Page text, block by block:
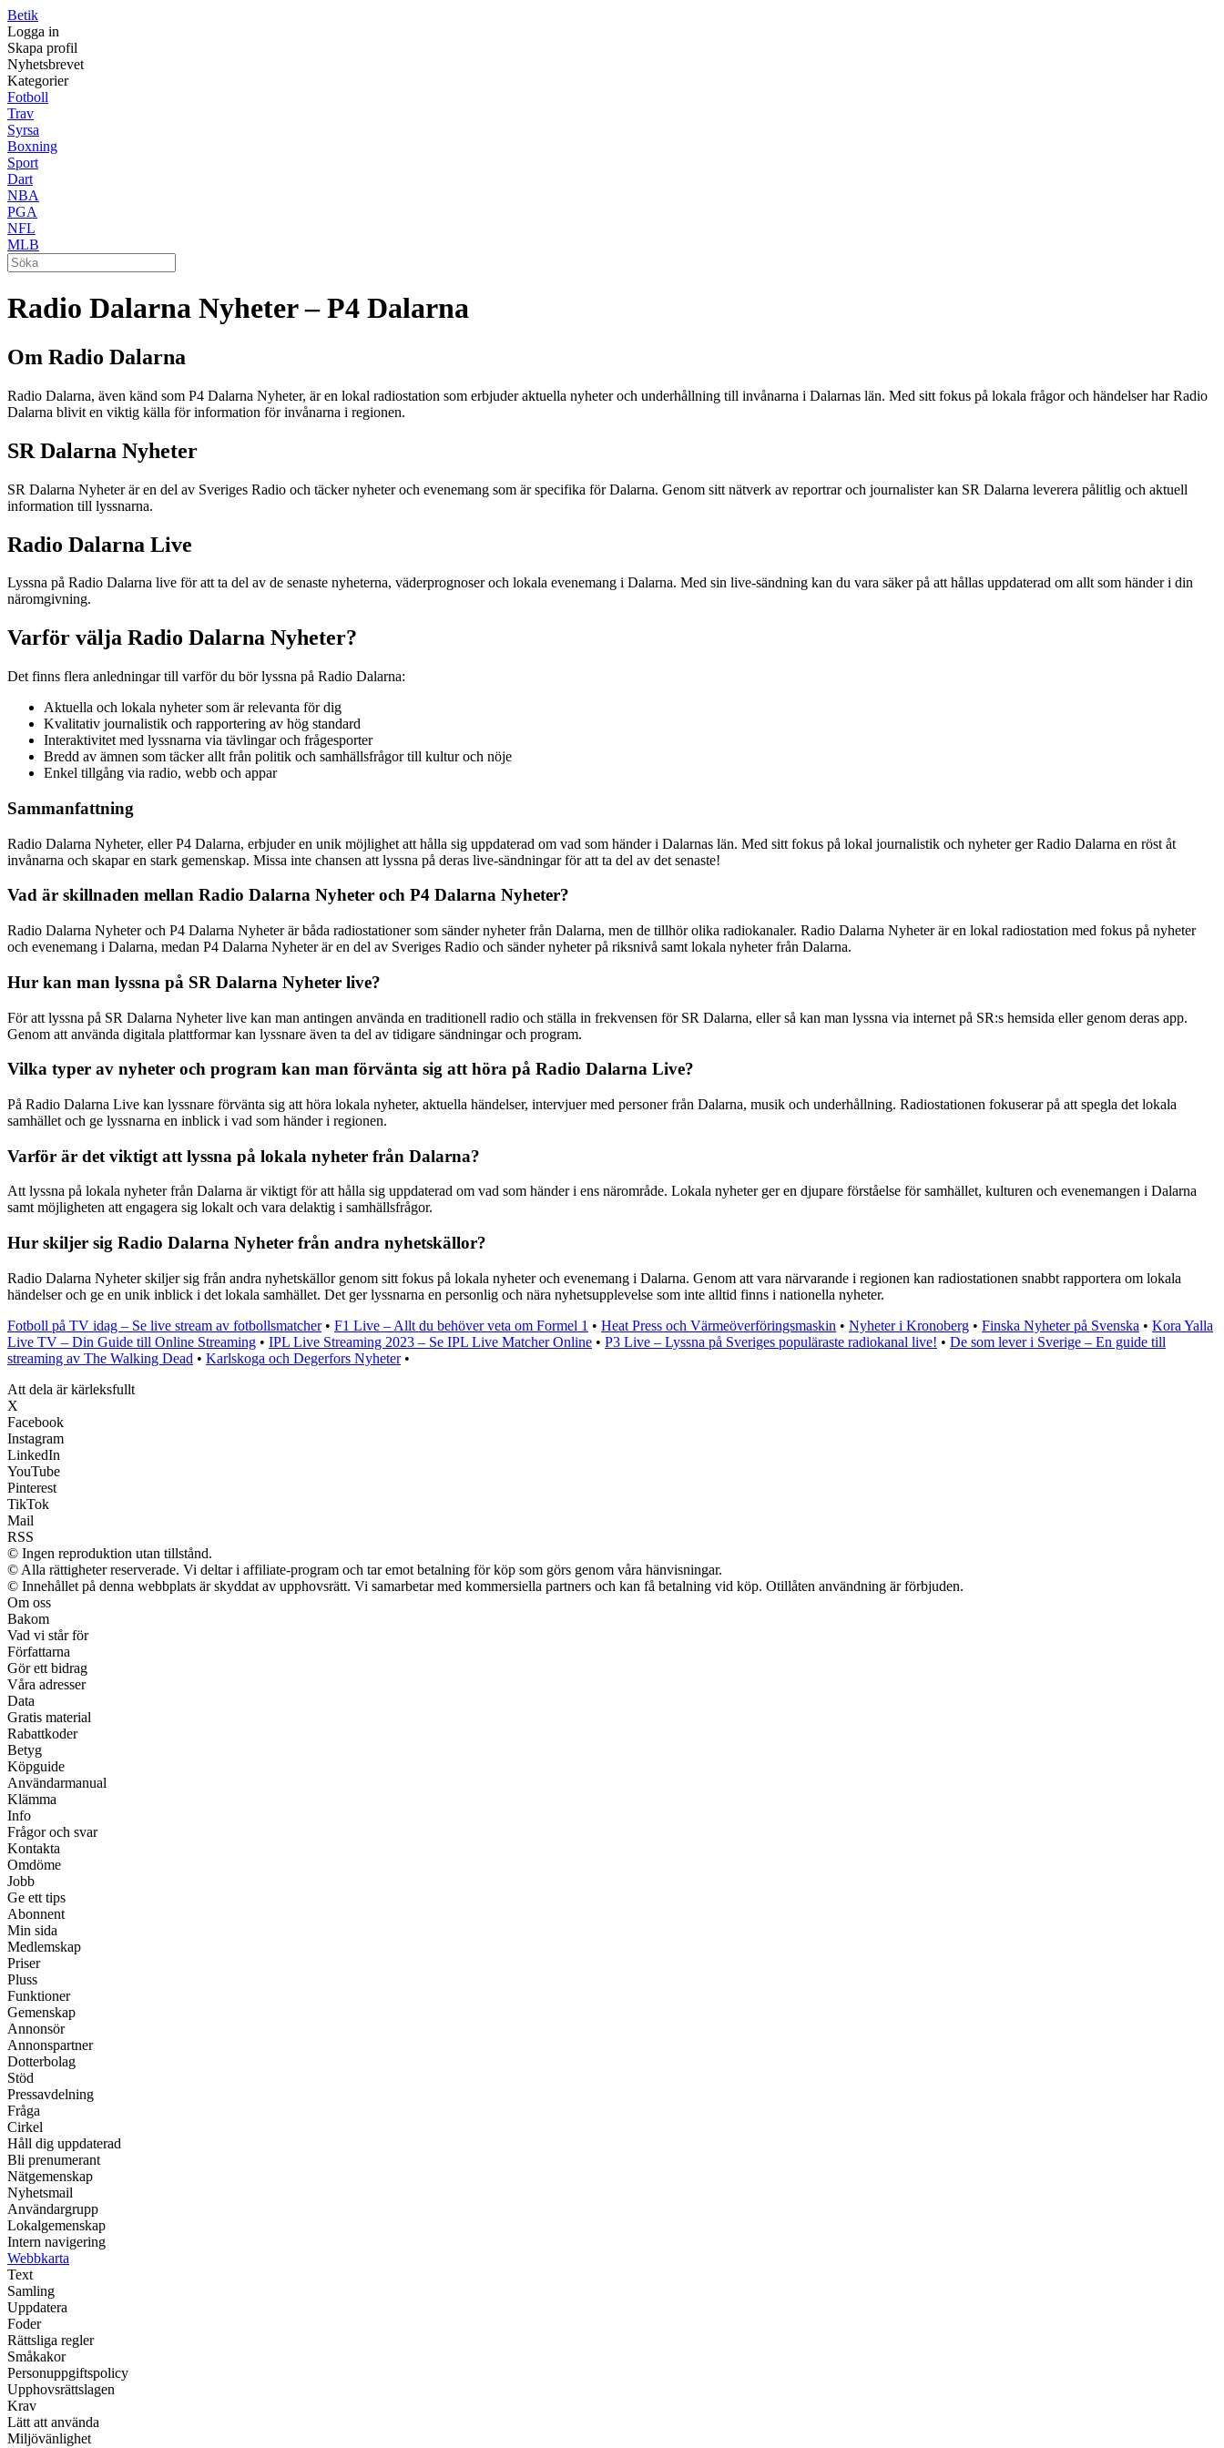
Betik
Logga in
Skapa profil
Nyhetsbrevet
Kategorier
Fotboll
Trav
Syrsa
Boxning
Sport
Dart
NBA
PGA
NFL
MLB
Radio Dalarna Nyheter – P4 Dalarna
Om Radio Dalarna
Radio Dalarna, även känd som P4 Dalarna Nyheter, är en lokal radiostation som erbjuder aktuella nyheter och underhållning till invånarna i Dalarnas län. Med sitt fokus på lokala frågor och händelser har Radio
Dalarna blivit en viktig källa för information för invånarna i regionen.
SR Dalarna Nyheter
SR Dalarna Nyheter är en del av Sveriges Radio och täcker nyheter och evenemang som är specifika för Dalarna. Genom sitt nätverk av reportrar och journalister kan SR Dalarna leverera pålitlig och aktuell
information till lyssnarna.
Radio Dalarna Live
Lyssna på Radio Dalarna live för att ta del av de senaste nyheterna, väderprognoser och lokala evenemang i Dalarna. Med sin live-sändning kan du vara säker på att hållas uppdaterad om allt som händer i din
näromgivning.
Varför välja Radio Dalarna Nyheter?
Det finns flera anledningar till varför du bör lyssna på Radio Dalarna:
Aktuella och lokala nyheter som är relevanta för dig
Kvalitativ journalistik och rapportering av hög standard
Interaktivitet med lyssnarna via tävlingar och frågesporter
Bredd av ämnen som täcker allt från politik och samhällsfrågor till kultur och nöje
Enkel tillgång via radio, webb och appar
Sammanfattning
Radio Dalarna Nyheter, eller P4 Dalarna, erbjuder en unik möjlighet att hålla sig uppdaterad om vad som händer i Dalarnas län. Med sitt fokus på lokal journalistik och nyheter ger Radio Dalarna en röst åt
invånarna och skapar en stark gemenskap. Missa inte chansen att lyssna på deras live-sändningar för att ta del av det senaste!
Vad är skillnaden mellan Radio Dalarna Nyheter och P4 Dalarna Nyheter?
Radio Dalarna Nyheter och P4 Dalarna Nyheter är båda radiostationer som sänder nyheter från Dalarna, men de tillhör olika radiokanaler. Radio Dalarna Nyheter är en lokal radiostation med fokus på nyheter
och evenemang i Dalarna, medan P4 Dalarna Nyheter är en del av Sveriges Radio och sänder nyheter på riksnivå samt lokala nyheter från Dalarna.
Hur kan man lyssna på SR Dalarna Nyheter live?
För att lyssna på SR Dalarna Nyheter live kan man antingen använda en traditionell radio och ställa in frekvensen för SR Dalarna, eller så kan man lyssna via internet på SR:s hemsida eller genom deras app.
Genom att använda digitala plattformar kan lyssnare även ta del av tidigare sändningar och program.
Vilka typer av nyheter och program kan man förvänta sig att höra på Radio Dalarna Live?
På Radio Dalarna Live kan lyssnare förvänta sig att höra lokala nyheter, aktuella händelser, intervjuer med personer från Dalarna, musik och underhållning. Radiostationen fokuserar på att spegla det lokala
samhället och ge lyssnarna en inblick i vad som händer i regionen.
Varför är det viktigt att lyssna på lokala nyheter från Dalarna?
Att lyssna på lokala nyheter från Dalarna är viktigt för att hålla sig uppdaterad om vad som händer i ens närområde. Lokala nyheter ger en djupare förståelse för samhället, kulturen och evenemangen i Dalarna
samt möjligheten att engagera sig lokalt och vara delaktig i samhällsfrågor.
Hur skiljer sig Radio Dalarna Nyheter från andra nyhetskällor?
Radio Dalarna Nyheter skiljer sig från andra nyhetskällor genom sitt fokus på lokala nyheter och evenemang i Dalarna. Genom att vara närvarande i regionen kan radiostationen snabbt rapportera om lokala
händelser och ge en unik inblick i det lokala samhället. Det ger lyssnarna en personlig och nära nyhetsupplevelse som inte alltid finns i nationella nyheter.
Fotboll på TV idag – Se live stream av fotbollsmatcher• F1 Live – Allt du behöver veta om Formel 1 • Heat Press och Värmeöverföringsmaskin • Nyheter i Kronoberg • Finska Nyheter på Svenska • Kora Yalla
Live TV – Din Guide till Online Streaming • IPL Live Streaming 2023 – Se IPL Live Matcher Online • P3 Live – Lyssna på Sveriges populäraste radiokanal live! • De som lever i Sverige – En guide till
streaming av The Walking Dead • Karlskoga och Degerfors Nyheter•
Att dela är kärleksfullt
X
Facebook
Instagram
LinkedIn
YouTube
Pinterest
TikTok
Mail
RSS
© Ingen reproduktion utan tillstånd.
© Alla rättigheter reserverade. Vi deltar i affiliate-program och tar emot betalning för köp som görs genom våra hänvisningar.
© Innehållet på denna webbplats är skyddat av upphovsrätt. Vi samarbetar med kommersiella partners och kan få betalning vid köp. Otillåten användning är förbjuden.
Om oss
Bakom
Vad vi står för
Författarna
Gör ett bidrag
Våra adresser
Data
Gratis material
Rabattkoder
Betyg
Köpguide
Användarmanual
Klämma
Info
Frågor och svar
Kontakta
Omdöme
Jobb
Ge ett tips
Abonnent
Min sida
Medlemskap
Priser
Pluss
Funktioner
Gemenskap
Annonsör
Annonspartner
Dotterbolag
Stöd
Pressavdelning
Fråga
Cirkel
Håll dig uppdaterad
Bli prenumerant
Nätgemenskap
Nyhetsmail
Användargrupp
Lokalgemenskap
Intern navigering
Webbkarta
Text
Samling
Uppdatera
Foder
Rättsliga regler
Småkakor
Personuppgiftspolicy
Upphovsrättslagen
Krav
Lätt att använda
Miljövänlighet